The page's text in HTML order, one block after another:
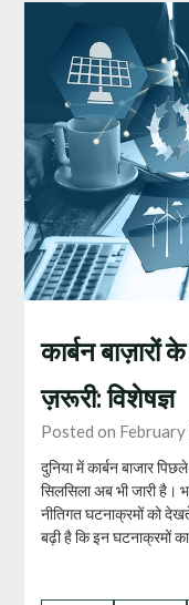
कार्बन
ज़रूरी: विशेषज्ञ
Posted on
दुनिया में कार्बन बाजार
सिलसिला अब भी जारी है।
नीतिगत घटनाक्रमों को
बढ़ी है कि इन घटनाक्रमों